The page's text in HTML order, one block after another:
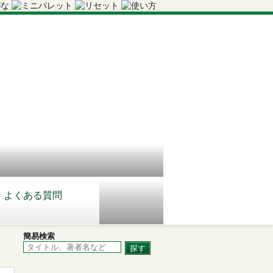
よくある質問
簡易検索